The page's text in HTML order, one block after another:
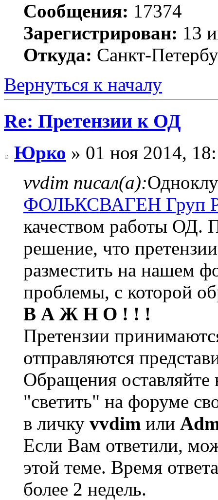
Сообщения: 17374
Зарегистрирован: 13
Откуда: Санкт-
Вернуться к началу
Re: Претензии к ОД
Юрко » 01 ноя 2014,
vvdim писал(а):
ФОЛЬКСВАГЕН Груп
качеством работы ОД.
решение, что
разместить на нашем
проблемы, с которой
В А Ж Н О ! ! !
Претензии
отправляются
Обращения оставляйте
"светить" на форуме
в личку vvdim или
Если Вам ответили,
этой теме. Время
более 2 недель.